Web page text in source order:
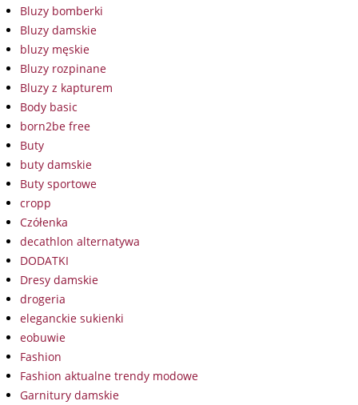
Bluzy bomberki
Bluzy damskie
bluzy męskie
Bluzy rozpinane
Bluzy z kapturem
Body basic
born2be free
Buty
buty damskie
Buty sportowe
cropp
Czółenka
decathlon alternatywa
DODATKI
Dresy damskie
drogeria
eleganckie sukienki
eobuwie
Fashion
Fashion aktualne trendy modowe
Garnitury damskie